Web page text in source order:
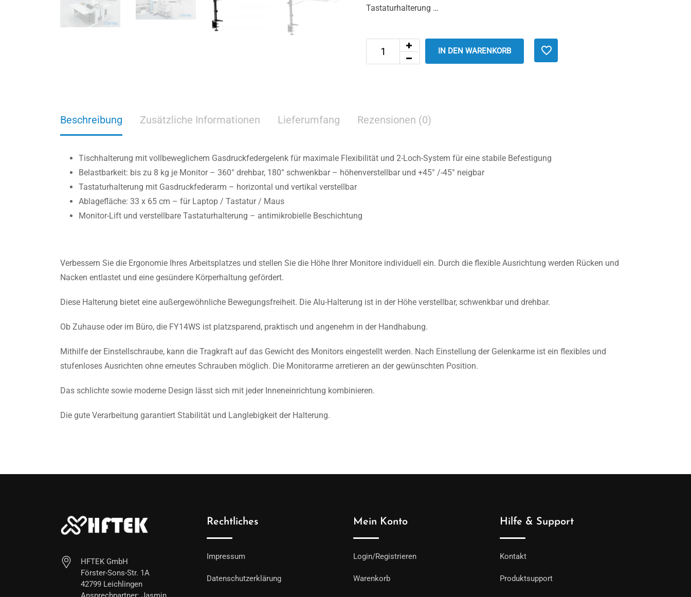
Tastaturhalterung …
IN DEN WARENKORB
Beschreibung Zusätzliche Informationen Lieferumfang Rezensionen (0)
Tischhalterung mit vollbeweglichem Gasdruckfedergelenk für maximale Flexibilität und 2-Loch-System für eine stabile Befestigung
Belastbarkeit: bis zu 8 kg je Monitor – 360° drehbar, 180° schwenkbar – höhenverstellbar und +45° /-45° neigbar
Tastaturhalterung mit Gasdruckfederarm – horizontal und vertikal verstellbar
Ablagefläche: 33 x 65 cm – für Laptop / Tastatur / Maus
Monitor-Lift und verstellbare Tastaturhalterung – antimikrobielle Beschichtung
Verbessern Sie die Ergonomie Ihres Arbeitsplatzes und stellen Sie die Höhe Ihrer Monitore individuell ein. Durch die flexible Ausrichtung werden Rücken und
Nacken entlastet und eine gesündere Körperhaltung gefördert.
Diese Halterung bietet eine außergewöhnliche Bewegungsfreiheit. Die Alu-Halterung ist in der Höhe verstellbar, schwenkbar und drehbar.
Ob Zuhause oder im Büro, die FY14WS ist platzsparend, praktisch und angenehm in der Handhabung.
Mithilfe der Einstellschraube, kann die Tragkraft auf das Gewicht des Monitors eingestellt werden. Nach Einstellung der Gelenkarme ist ein flexibles und
stufenloses Ausrichten ohne erneutes Schrauben möglich. Die Monitorarme arretieren an der gewünschten Position.
Das schlichte sowie moderne Design lässt sich mit jeder Inneneinrichtung kombinieren.
Die gute Verarbeitung garantiert Stabilität und Langlebigkeit der Halterung.
HFTEK GmbH
Förster-Sons-Str. 1A
42799 Leichlingen
Rechtliches
Impressum
Datenschutzerklärung
Mein Konto
Login/Registrieren
Warenkorb
Hilfe & Support
Kontakt
Produktsupport